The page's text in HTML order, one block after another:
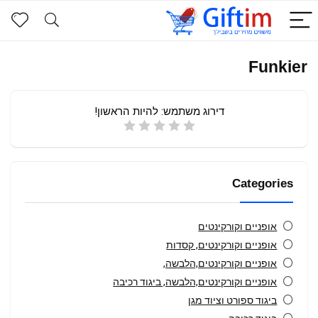
Funkier
דירוג משתמש:להיות הראשון!
Categories
אופניים וקורקינטים
אופניים וקורקינטים, קסדות
אופניים וקורקינטים,הלבשה,
אופניים וקורקינטים,הלבשה, ביגוד רכיבה
ביגוד ספורט וציוד מגן